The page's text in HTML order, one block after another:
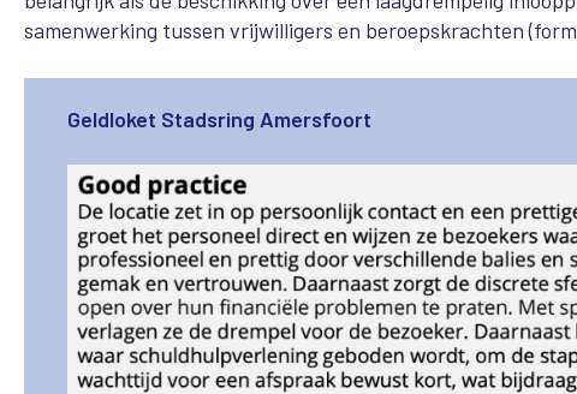
samenwerking tussen vrijwilligers en beroepskrachten
Geldloket Stadsring Amersfoort